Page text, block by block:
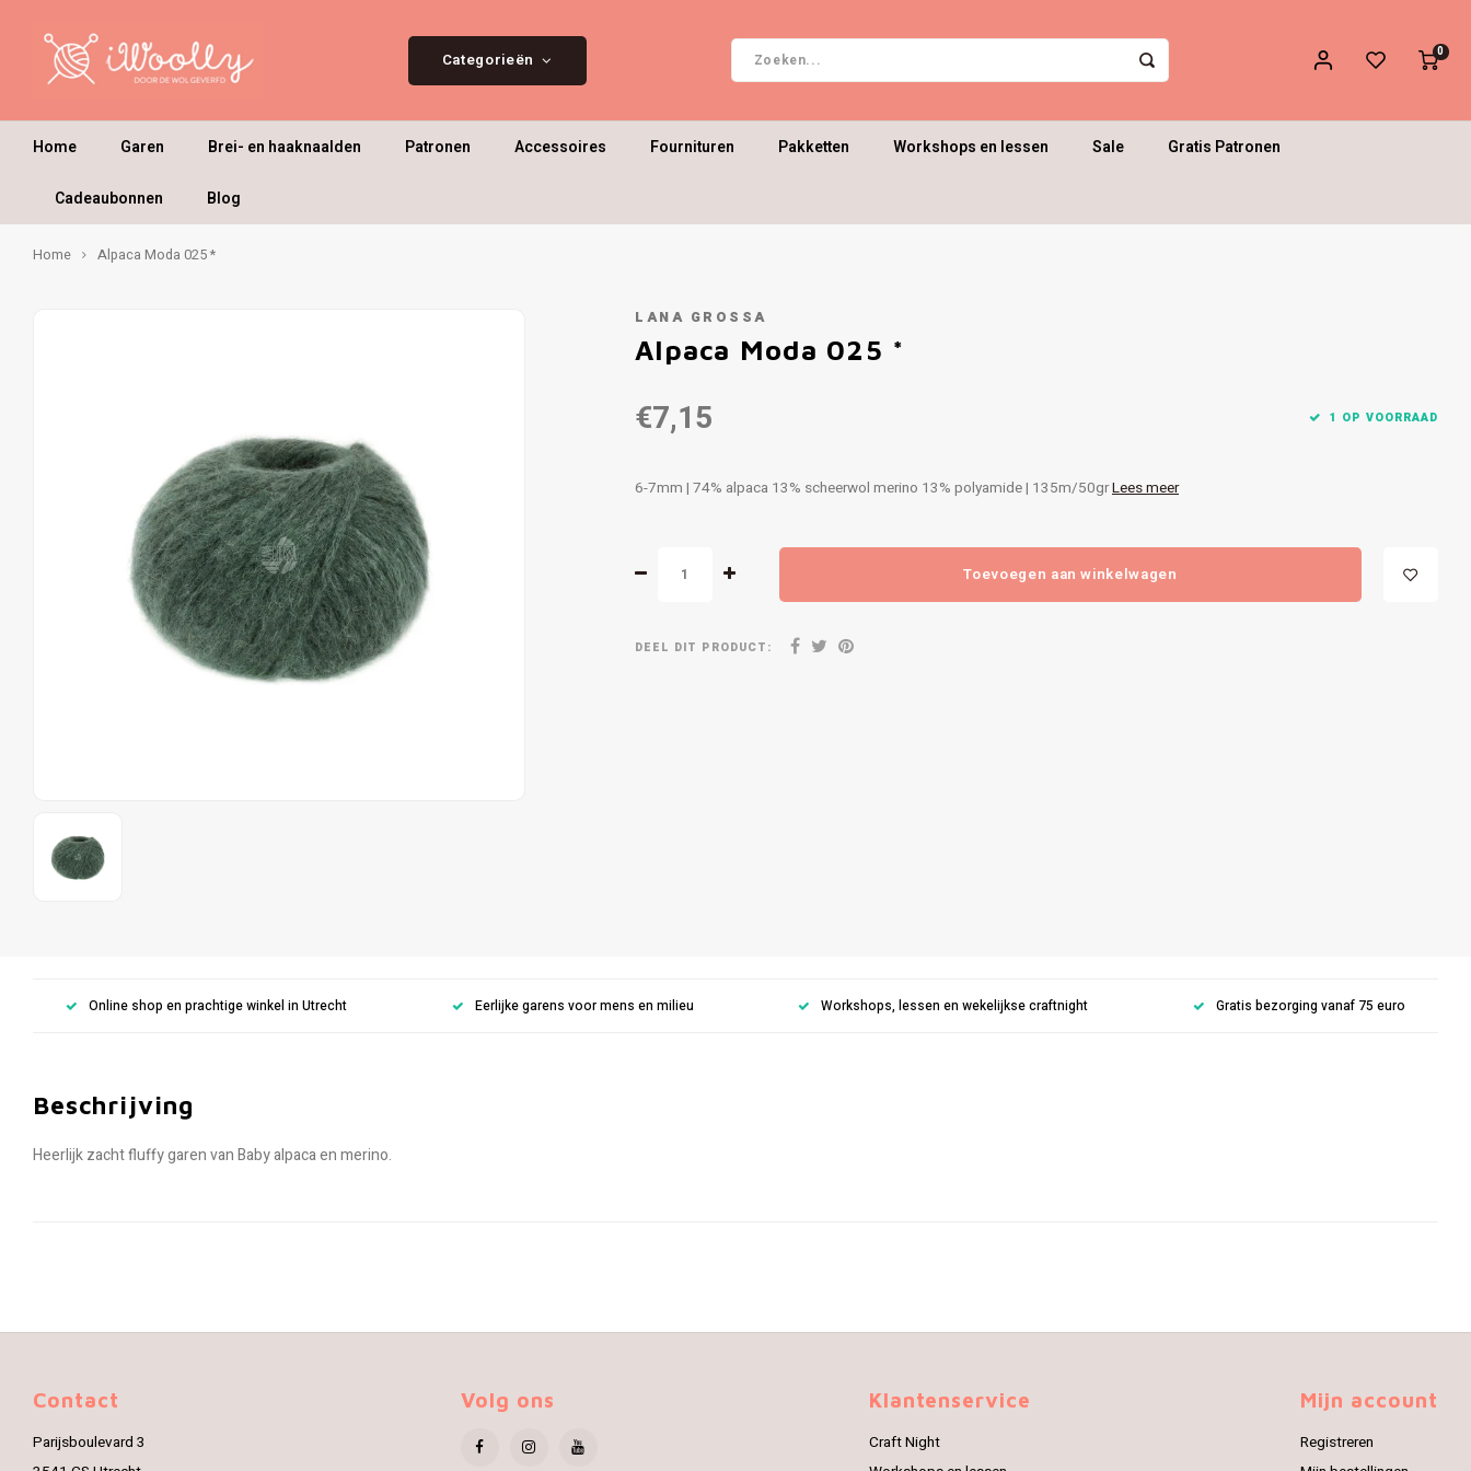
Categorieën 0
Home Garen Brei- en haaknaalden Patronen Accessoires Fournituren Pakketten Workshops en lessen Sale Gratis Patronen
Cadeaubonnen Blog
Home Alpaca Moda 025 *
LANA GROSSA
Alpaca Moda 025 *
€7,15 1 OP VOORRAAD
6-7mm | 74% alpaca 13% scheerwol merino 13% polyamide | 135m/50grLees meer
Toevoegen aan winkelwagen
DEEL DIT PRODUCT:
Online shop en prachtige winkel in Utrecht Eerlijke garens voor mens en milieu Workshops, lessen en wekelijkse craftnight Gratis bezorging vanaf 75 euro
Beschrijving
Heerlijk zacht fluffy garen van Baby alpaca en merino.
Contact
Parijsboulevard 3
Volg ons Klantenservice
Craft Night
Mijn account
Registreren